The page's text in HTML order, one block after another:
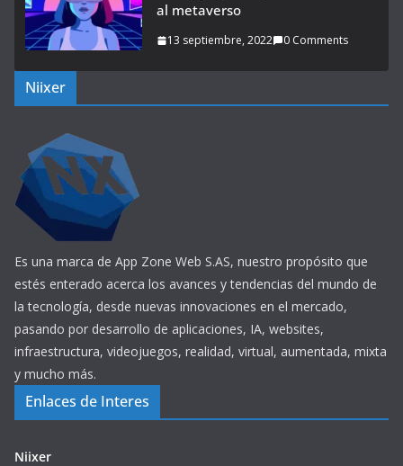
al metaverso
13 septiembre, 2022 0 Comments
Niixer
Es una marca de App Zone Web S.AS, nuestro propósito que
estés enterado acerca los avances y tendencias del mundo de
la tecnología, desde nuevas innovaciones en el mercado,
pasando por desarrollo de aplicaciones, IA, websites,
infraestructura, videojuegos, realidad, virtual, aumentada, mixta
y mucho más.
Enlaces de Interes
Niixer